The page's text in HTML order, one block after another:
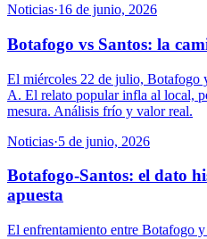
Noticias·16 de junio, 2026
Botafogo vs Santos: la
El miércoles 22 de julio, Botafogo
A. El relato popular infla al local,
mesura. Análisis frío y valor real.
Noticias·5 de junio, 2026
Botafogo-Santos: el dato
apuesta
El enfrentamiento entre Botafogo